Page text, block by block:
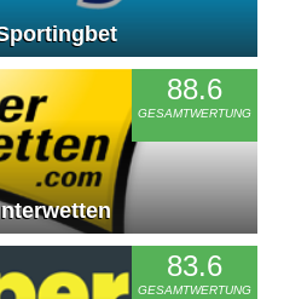
88.6
GESAMTWERTUNG
83.6
GESAMTWERTUNG